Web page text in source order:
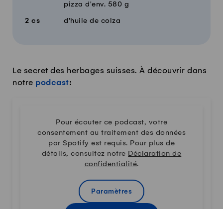
pizza d'env. 580 g
2 cs d'huile de colza
Le secret des herbages suisses. À découvrir dans
notre podcast:
Pour écouter ce podcast, votre
consentement au traitement des données
par Spotify est requis. Pour plus de
détails, consultez notre Déclaration de
confidentialité.
Paramètres